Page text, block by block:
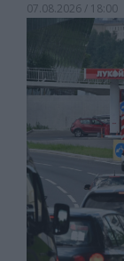
07.08.2026 / 18:00